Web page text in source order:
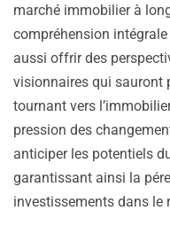
marché immobilier à
compréhension
aussi offrir des
visionnaires qui sauront
tournant vers
pression des
anticiper les potentiels
garantissant ainsi la
investissements dans le